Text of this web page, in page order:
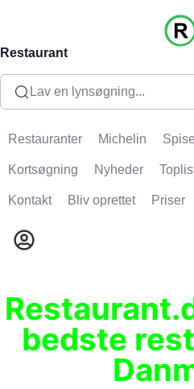
Restaurant
Lav en lynsøgning...
Restauranter Michelin
Kortsøgning Nyheder
Kontakt Bliv oprettet Priser
bedste